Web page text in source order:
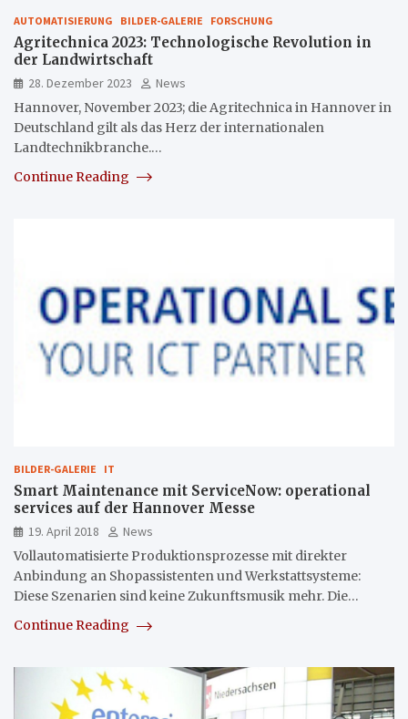
AUTOMATISIERUNG BILDER-GALERIE FORSCHUNG
Agritechnica 2023: Technologische Revolution in
der Landwirtschaft
28. Dezember 2023
News
Hannover, November 2023; die Agritechnica in Hannover in
Deutschland gilt als das Herz der internationalen
Landtechnikbranche.…
Continue Reading
BILDER-GALERIE IT
Smart Maintenance mit ServiceNow: operational
services auf der Hannover Messe
19. April 2018
News
Vollautomatisierte Produktionsprozesse mit direkter
Anbindung an Shopassistenten und Werkstattsysteme:
Diese Szenarien sind keine Zukunftsmusik mehr. Die…
Continue Reading